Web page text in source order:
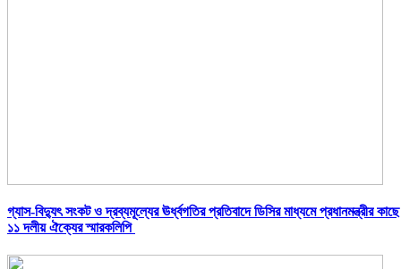
গ্যাস-বিদ্যুৎ সংকট ও দ্রব্যমূল্যের ঊর্ধ্বগতির প্রতিবাদে ডিসির মাধ্যমে প্রধানমন্ত্রীর কাছে
১১ দলীয় ঐক্যের স্মারকলিপি